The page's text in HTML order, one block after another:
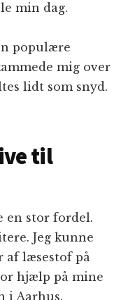
min dag.
populære
mig over
lidt som snyd.
til
en stor fordel.
Jeg kunne
af læsestof på
hjælp på mine
i Aarhus.